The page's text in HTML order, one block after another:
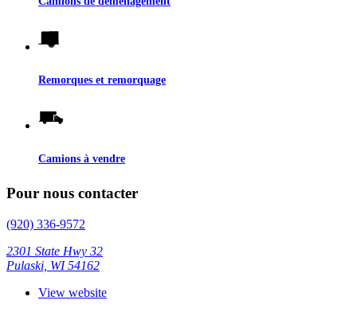
Remorques et remorquage
Camions à vendre
Pour nous contacter
(920) 336-9572
2301 State Hwy 32
Pulaski, WI 54162
View website